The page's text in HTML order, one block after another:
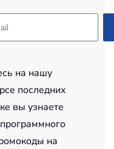
на нашу
последних
вы узнаете
на